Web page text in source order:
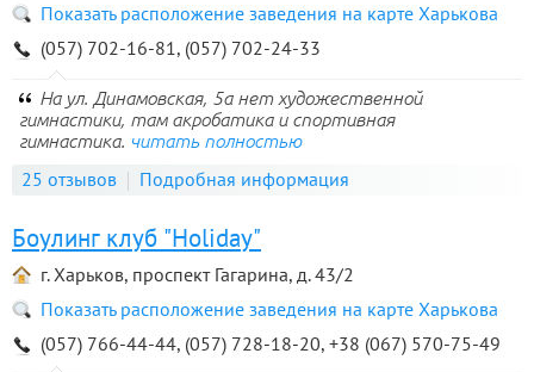
Показать расположение заведения на карте Харькова
(057) 702-16-81, (057) 702-24-33
На ул. Динамовская, 5а нет художественной
гимнастики, там акробатика и спортивная
гимнастика. читать полностью
25 отзывов Подробная информация
Боулинг клуб "Holiday"
г. Харьков, проспект Гагарина, д. 43/2
Показать расположение заведения на карте Харькова
(057) 766-44-44, (057) 728-18-20, +38 (067) 570-75-49